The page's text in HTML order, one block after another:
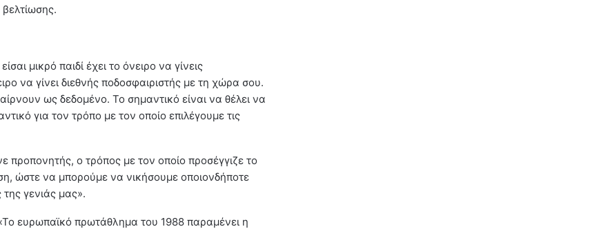
μικρό παιδί έχει το όνειρο να γίνεις
να γίνει διεθνής ποδοσφαιριστής με τη χώρα σου.
ως δεδομένο. Το σημαντικό είναι να θέλει να
για τον τρόπο με τον οποίο επιλέγουμε τις
προπονητής, ο τρόπος με τον οποίο προσέγγιζε το
ώστε να μπορούμε να νικήσουμε οποιονδήποτε
γενιάς μας».
ευρωπαϊκό πρωτάθλημα του 1988 παραμένει η